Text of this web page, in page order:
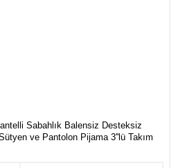
Sabahlık Balensiz Desteksiz
ve Pantolon Pijama 3''lü Takım